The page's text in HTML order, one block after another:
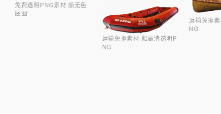
免费透明PNG素材 船无色
底图
运输免抠素材 船高清透明P
NG
运输免抠
NG